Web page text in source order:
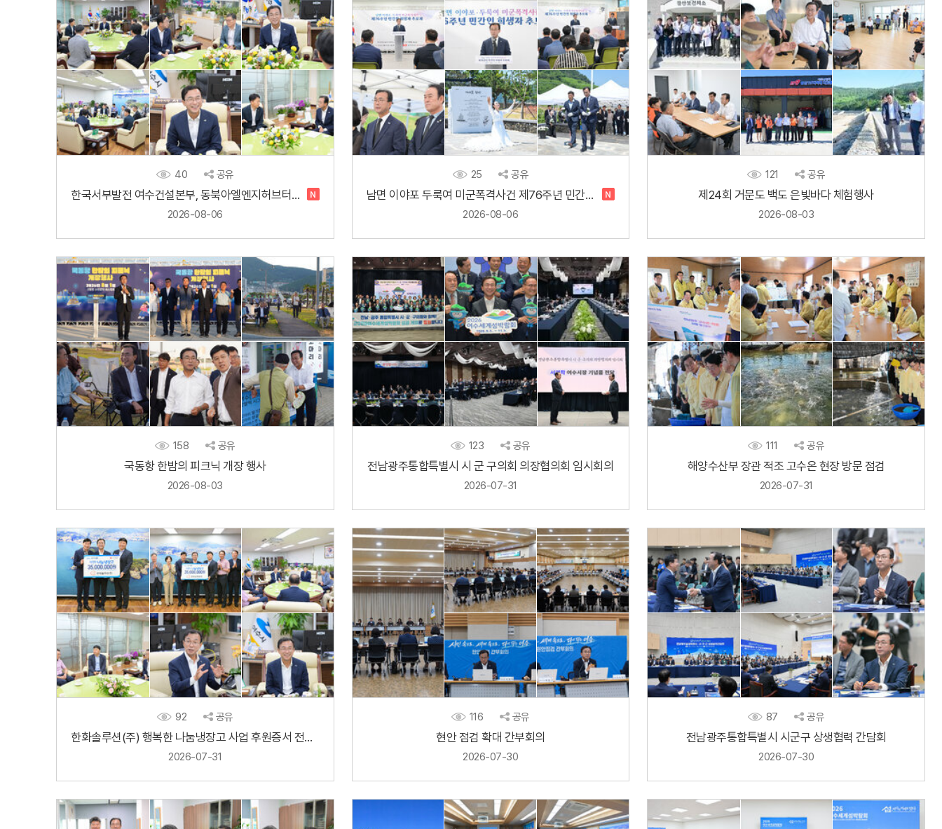
40 공유
한국서부발전 여수건설본부, 동북아엘엔지허브터미널 섬박람회 입장권 구매약정 및 기..
2026-08-06
25 공유
남면 이야포 두룩여 미군폭격사건 제76주년 민간인 희생자 추모제
2026-08-06
121 공유
제24회 거문도 백도 은빛바다 체험행사
2026-08-03
158 공유
국동항 한밤의 피크닉 개장 행사
2026-08-03
123 공유
전남광주통합특별시 시 군 구의회 의장협의회 임시회의
2026-07-31
111 공유
해양수산부 장관 적조 고수온 현장 방문 점검
2026-07-31
92 공유
한화솔루션(주) 행복한 나눔냉장고 사업 후원증서 전달식
2026-07-31
116 공유
현안 점검 확대 간부회의
2026-07-30
87 공유
전남광주통합특별시 시군구 상생협력 간담회
2026-07-30